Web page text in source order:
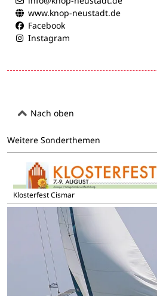
www.knop-neustadt.de
Facebook
Instagram
Nach oben
Weitere Sonderthemen
Klosterfest Cismar